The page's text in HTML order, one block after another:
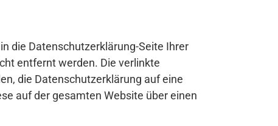
die Datenschutzerklärung-Seite Ihrer
entfernt werden. Die verlinkte
die Datenschutzerklärung auf eine
auf der gesamten Website über einen